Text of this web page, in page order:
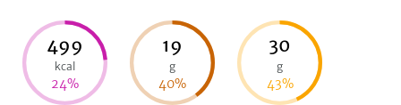
499
kcal
24%
19
g
40%
30
g
43%